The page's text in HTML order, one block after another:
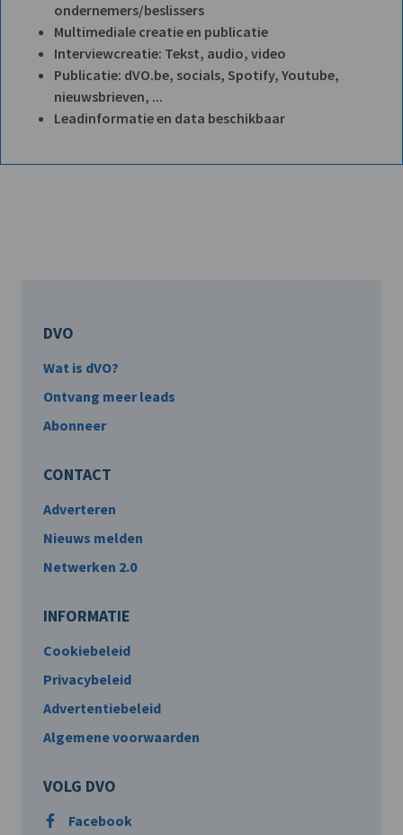
ondernemers/beslissers
Multimediale creatie en publicatie
Interviewcreatie: Tekst, audio, video
Publicatie: dVO.be, socials, Spotify, Youtube,
nieuwsbrieven, ...
Leadinformatie en data beschikbaar
DVO
Wat is dVO?
Ontvang meer leads
Abonneer
CONTACT
Adverteren
Nieuws melden
Netwerken 2.0
INFORMATIE
Cookiebeleid
Privacybeleid
Advertentiebeleid
Algemene voorwaarden
VOLG DVO
Facebook